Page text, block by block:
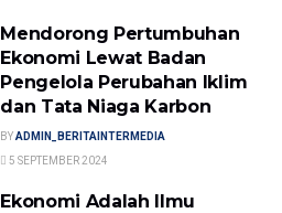
Mendorong Pertumbuhan
Ekonomi Lewat Badan
Pengelola Perubahan Iklim
dan Tata Niaga Karbon
BYADMIN_BERITAINTERMEDIA
5 SEPTEMBER 2024
Ekonomi Adalah Ilmu